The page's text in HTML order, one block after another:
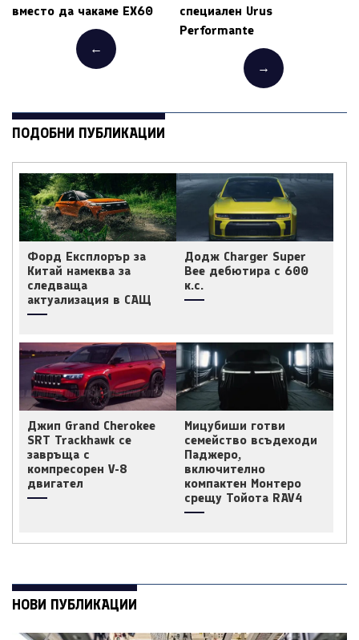
вместо да чакаме EX60
←
специален Urus
Performante
→
ПОДОБНИ ПУБЛИКАЦИИ
Форд Експлорър за
Китай намеква за
следваща
актуализация в САЩ
Додж Charger Super
Bee дебютира с 600
к.с.
Джип Grand Cherokee
SRT Trackhawk се
завръща с
компресорен V-8
двигател
Мицубиши готви
семейство всъдеходи
Паджеро,
включително
компактен Монтеро
срещу Тойота RAV4
НОВИ ПУБЛИКАЦИИ